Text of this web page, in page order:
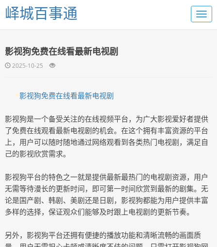
峄城百事通
影视狗免费在线看最新电视剧
2025-10-25
影视狗免费在线看最新电视剧
影视狗是一个备受关注的在线视频平台，为广大影视爱好者提供
了免费在线观看最新电视剧的机会。在这个拥有丰富资源的平台
上，用户可以随时随地通过网络观看到各类热门电视剧，满足自
己的影视欣赏需求。
影视狗平台的特色之一就是提供最新最热门的电视剧资源，用户
无需等待漫长的更新时间，即可第一时间欣赏到最新的剧集。无
论是国产剧、韩剧、美剧还是日剧，影视狗都能为用户提供丰富
多样的选择，保证观众们能够及时跟上电视剧的更新节奏。
另外，影视狗平台还拥有便捷的播放功能和清晰流畅的画面质